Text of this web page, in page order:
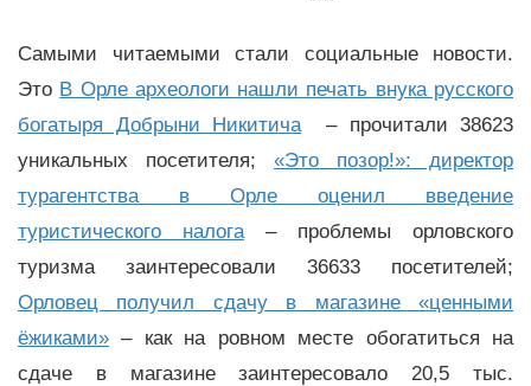
Самыми читаемыми стали социальные новости.
Это В Орле археологи нашли печать внука русского
богатыря Добрыни Никитича – прочитали 38623
уникальных посетителя; «Это позор!»: директор
турагентства в Орле оценил введение
туристического налога – проблемы орловского
туризма заинтересовали 36633 посетителей;
Орловец получил сдачу в магазине «ценными
ёжиками» – как на ровном месте обогатиться на
сдаче в магазине заинтересовало 20,5 тыс.